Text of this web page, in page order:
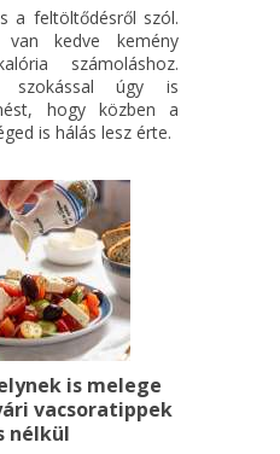
a feltöltődésről szól.
van kedve kemény
számoláshoz.
szokással úgy is
hogy közben a
is hálás lesz érte.
is melege
vacsoratippek
nélkül